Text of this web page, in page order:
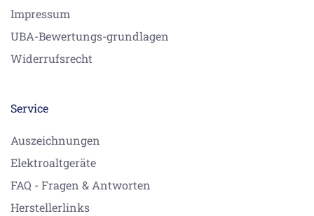
Impressum
UBA-Bewertungs-grundlagen
Widerrufsrecht
Service
Auszeichnungen
Elektroaltgeräte
FAQ - Fragen & Antworten
Herstellerlinks